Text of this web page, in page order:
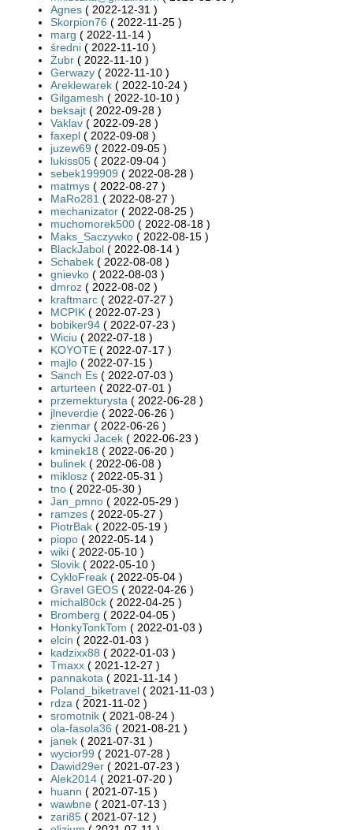
Agnes ( 2022-12-31 )
Skorpion76 ( 2022-11-25 )
marg ( 2022-11-14 )
średni ( 2022-11-10 )
Żubr ( 2022-11-10 )
Gerwazy ( 2022-11-10 )
Areklewarek ( 2022-10-24 )
Gilgamesh ( 2022-10-10 )
beksajt ( 2022-09-28 )
Vaklav ( 2022-09-28 )
faxepl ( 2022-09-08 )
juzew69 ( 2022-09-05 )
lukiss05 ( 2022-09-04 )
sebek199909 ( 2022-08-28 )
matmys ( 2022-08-27 )
MaRo281 ( 2022-08-27 )
mechanizator ( 2022-08-25 )
muchomorek500 ( 2022-08-18 )
Maks_Saczywko ( 2022-08-15 )
BlackJabol ( 2022-08-14 )
Schabek ( 2022-08-08 )
gnievko ( 2022-08-03 )
dmroz ( 2022-08-02 )
kraftmarc ( 2022-07-27 )
MCPIK ( 2022-07-23 )
bobiker94 ( 2022-07-23 )
Wiciu ( 2022-07-18 )
KOYOTE ( 2022-07-17 )
majlo ( 2022-07-15 )
Sanch Es ( 2022-07-03 )
arturteen ( 2022-07-01 )
przemekturysta ( 2022-06-28 )
jlneverdie ( 2022-06-26 )
zienmar ( 2022-06-26 )
kamycki Jacek ( 2022-06-23 )
kminek18 ( 2022-06-20 )
bulinek ( 2022-06-08 )
miklosz ( 2022-05-31 )
tno ( 2022-05-30 )
Jan_pmno ( 2022-05-29 )
ramzes ( 2022-05-27 )
PiotrBak ( 2022-05-19 )
piopo ( 2022-05-14 )
wiki ( 2022-05-10 )
Slovik ( 2022-05-10 )
CykloFreak ( 2022-05-04 )
Gravel GEOS ( 2022-04-26 )
michal80ck ( 2022-04-25 )
Bromberg ( 2022-04-05 )
HonkyTonkTom ( 2022-01-03 )
elcin ( 2022-01-03 )
kadzixx88 ( 2022-01-03 )
Tmaxx ( 2021-12-27 )
pannakota ( 2021-11-14 )
Poland_biketravel ( 2021-11-03 )
rdza ( 2021-11-02 )
sromotnik ( 2021-08-24 )
ola-fasola36 ( 2021-08-21 )
janek ( 2021-07-31 )
wycior99 ( 2021-07-28 )
Dawid29er ( 2021-07-23 )
Alek2014 ( 2021-07-20 )
huann ( 2021-07-15 )
wawbne ( 2021-07-13 )
zari85 ( 2021-07-12 )